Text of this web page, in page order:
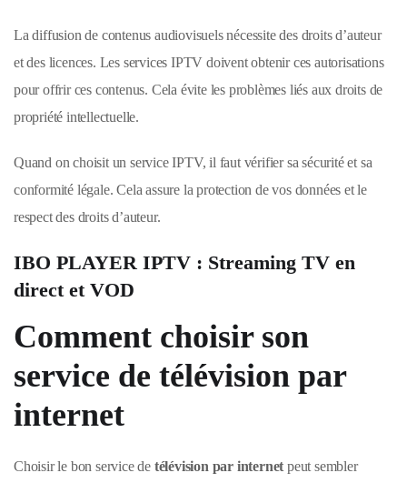
La diffusion de contenus audiovisuels nécessite des droits d’auteur
et des licences. Les services IPTV doivent obtenir ces autorisations
pour offrir ces contenus. Cela évite les problèmes liés aux droits de
propriété intellectuelle.
Quand on choisit un service IPTV, il faut vérifier sa sécurité et sa
conformité légale. Cela assure la protection de vos données et le
respect des droits d’auteur.
IBO PLAYER IPTV : Streaming TV en
direct et VOD
Comment choisir son
service de télévision par
internet
Choisir le bon service de télévision par internet peut sembler